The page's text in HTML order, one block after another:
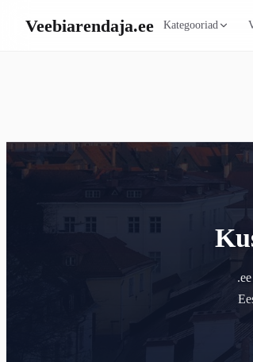
Veebiarendaja.ee Kategooriad